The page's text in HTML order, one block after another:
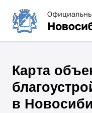
Карта
в